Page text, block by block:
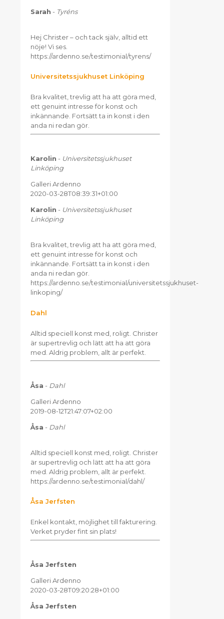
Sarah - Tyréns
Hej Christer – och tack själv, alltid ett
nöje! Vi ses.
https://ardenno.se/testimonial/tyrens/
Universitetssjukhuset Linköping
Bra kvalitet, trevlig att ha att göra med,
ett genuint intresse för konst och
inkännande. Fortsätt ta in konst i den
anda ni redan gör.
Karolin - Universitetssjukhuset
Linköping
Galleri Ardenno
2020-03-28T08:39:31+01:00
Karolin - Universitetssjukhuset
Linköping
Bra kvalitet, trevlig att ha att göra med,
ett genuint intresse för konst och
inkännande. Fortsätt ta in konst i den
anda ni redan gör.
https://ardenno.se/testimonial/universitetssjukhuset-
linkoping/
Dahl
Alltid speciell konst med, roligt. Christer
är supertrevlig och lätt att ha att göra
med. Aldrig problem, allt är perfekt.
Åsa - Dahl
Galleri Ardenno
2019-08-12T21:47:07+02:00
Åsa - Dahl
Alltid speciell konst med, roligt. Christer
är supertrevlig och lätt att ha att göra
med. Aldrig problem, allt är perfekt.
https://ardenno.se/testimonial/dahl/
Åsa Jerfsten
Enkel kontakt, möjlighet till fakturering.
Verket pryder fint sin plats!
Åsa Jerfsten
Galleri Ardenno
2020-03-28T09:20:28+01:00
Åsa Jerfsten